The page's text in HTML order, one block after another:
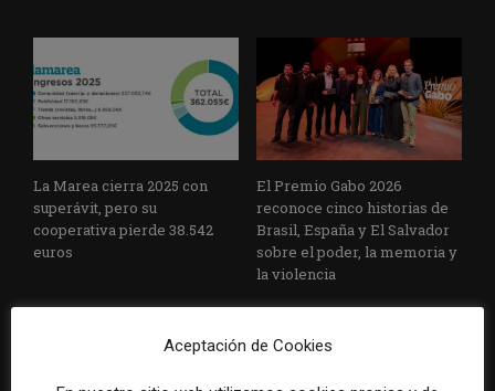
La Marea cierra 2025 con
superávit, pero su
cooperativa pierde 38.542
euros
El Premio Gabo 2026
reconoce cinco historias de
Brasil, España y El Salvador
sobre el poder, la memoria y
la violencia
Aceptación de Cookies